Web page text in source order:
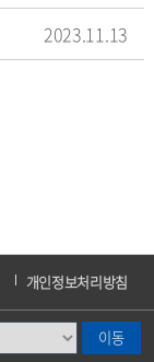
2023.11.13
개인정보처리방침
캠퍼스안내